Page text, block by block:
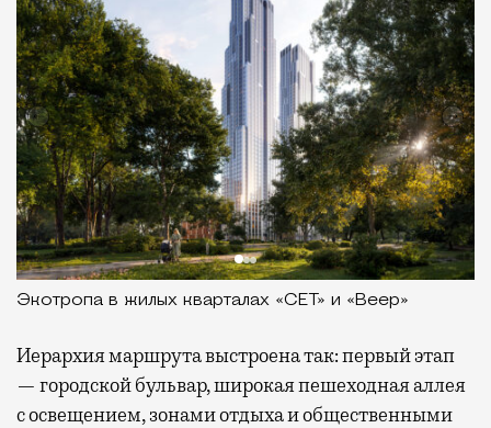
Экотропа в жилых кварталах «СЕТ» и «Веер»
Иерархия маршрута выстроена так: первый этап
— городской бульвар, широкая пешеходная аллея
с освещением, зонами отдыха и общественными